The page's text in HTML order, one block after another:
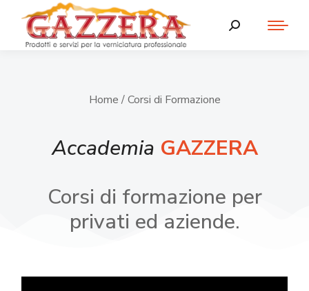
Home / Corsi di Formazione
Accademia GAZZERA
Corsi di formazione per
privati ed aziende.